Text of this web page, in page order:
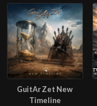
GuitAr Zet New
Timeline